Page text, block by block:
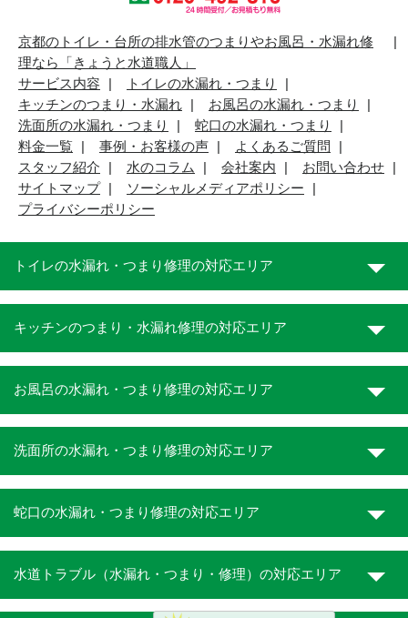
京都のトイレ・台所の排水管のつまりやお風呂・水漏れ修
理なら「きょうと水道職人」
サービス内容
トイレの水漏れ・つまり
キッチンのつまり・水漏れ
お風呂の水漏れ・つまり
洗面所の水漏れ・つまり
蛇口の水漏れ・つまり
料金一覧
事例・お客様の声
よくあるご質問
スタッフ紹介
水のコラム 会社案内
お問い合わせ
サイトマップ
ソーシャルメディアポリシー
プライバシーポリシー
トイレの水漏れ・つまり修理の対応エリア
キッチンのつまり・水漏れ修理の対応エリア
お風呂の水漏れ・つまり修理の対応エリア
洗面所の水漏れ・つまり修理の対応エリア
蛇口の水漏れ・つまり修理の対応エリア
水道トラブル（水漏れ・つまり・修理）の対応エリア